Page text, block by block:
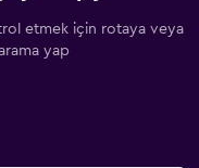
etmek için rotaya veya
yap